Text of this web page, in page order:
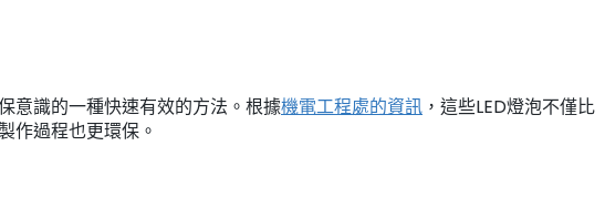
意識的一種快速有效的方法。根據機電工程處的資訊 ，這些LED燈泡不僅比
作過程也更環保。